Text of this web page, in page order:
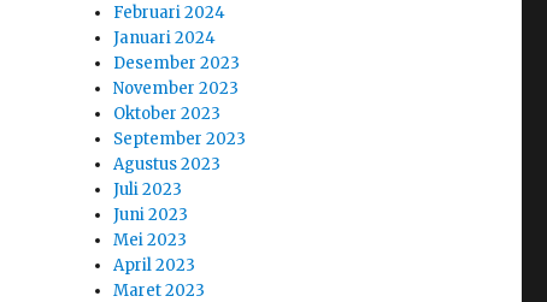
Februari 2024
Januari 2024
Desember 2023
November 2023
Oktober 2023
September 2023
Agustus 2023
Juli 2023
Juni 2023
Mei 2023
April 2023
Maret 2023